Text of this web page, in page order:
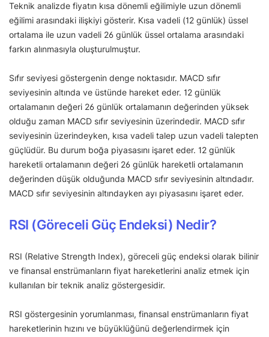
Teknik analizde fiyatın kısa dönemli eğilimiyle uzun dönemli
eğilimi arasındaki ilişkiyi gösterir. Kısa vadeli (12 günlük) üssel
ortalama ile uzun vadeli 26 günlük üssel ortalama arasındaki
farkın alınmasıyla oluşturulmuştur.
Sıfır seviyesi göstergenin denge noktasıdır. MACD sıfır
seviyesinin altında ve üstünde hareket eder. 12 günlük
ortalamanın değeri 26 günlük ortalamanın değerinden yüksek
olduğu zaman MACD sıfır seviyesinin üzerindedir. MACD sıfır
seviyesinin üzerindeyken, kısa vadeli talep uzun vadeli talepten
güçlüdür. Bu durum boğa piyasasını işaret eder. 12 günlük
hareketli ortalamanın değeri 26 günlük hareketli ortalamanın
değerinden düşük olduğunda MACD sıfır seviyesinin altındadır.
MACD sıfır seviyesinin altındayken ayı piyasasını işaret eder.
RSI (Göreceli Güç Endeksi) Nedir?
RSI (Relative Strength Index), göreceli güç endeksi olarak bilinir
ve finansal enstrümanların fiyat hareketlerini analiz etmek için
kullanılan bir teknik analiz göstergesidir.
RSI göstergesinin yorumlanması, finansal enstrümanların fiyat
hareketlerinin hızını ve büyüklüğünü değerlendirmek için